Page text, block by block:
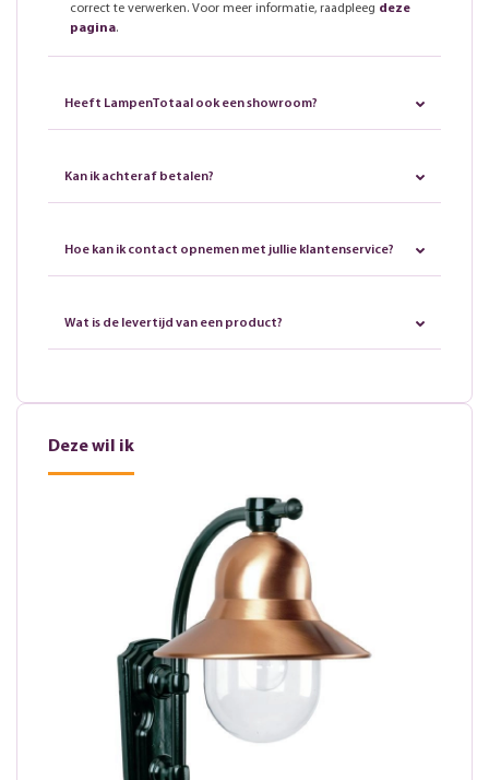
correct te verwerken. Voor meer informatie, raadpleeg deze
pagina.
Heeft LampenTotaal ook een showroom?
Kan ik achteraf betalen?
Hoe kan ik contact opnemen met jullie klantenservice?
Wat is de levertijd van een product?
Deze wil ik